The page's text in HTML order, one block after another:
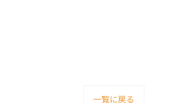
一覧に戻る